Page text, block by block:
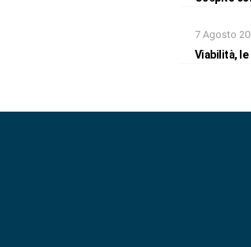
7 Agosto
Viabilità,